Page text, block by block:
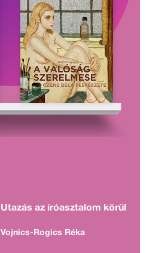
Utazás az íróasztalom körül
Vojnics-Rogics Réka